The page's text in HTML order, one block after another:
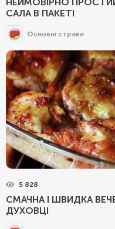
НЕЙМОВІРНО
САЛА В ПАКЕТІ
Основні страви
5 828
СМАЧНА І ШВИДКА
ДУХОВЦІ